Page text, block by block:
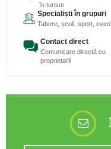
în turism
Specialiști în grupuri
Tabere, școli, sport,
Contact direct
Comunicare directă cu
proprietarii